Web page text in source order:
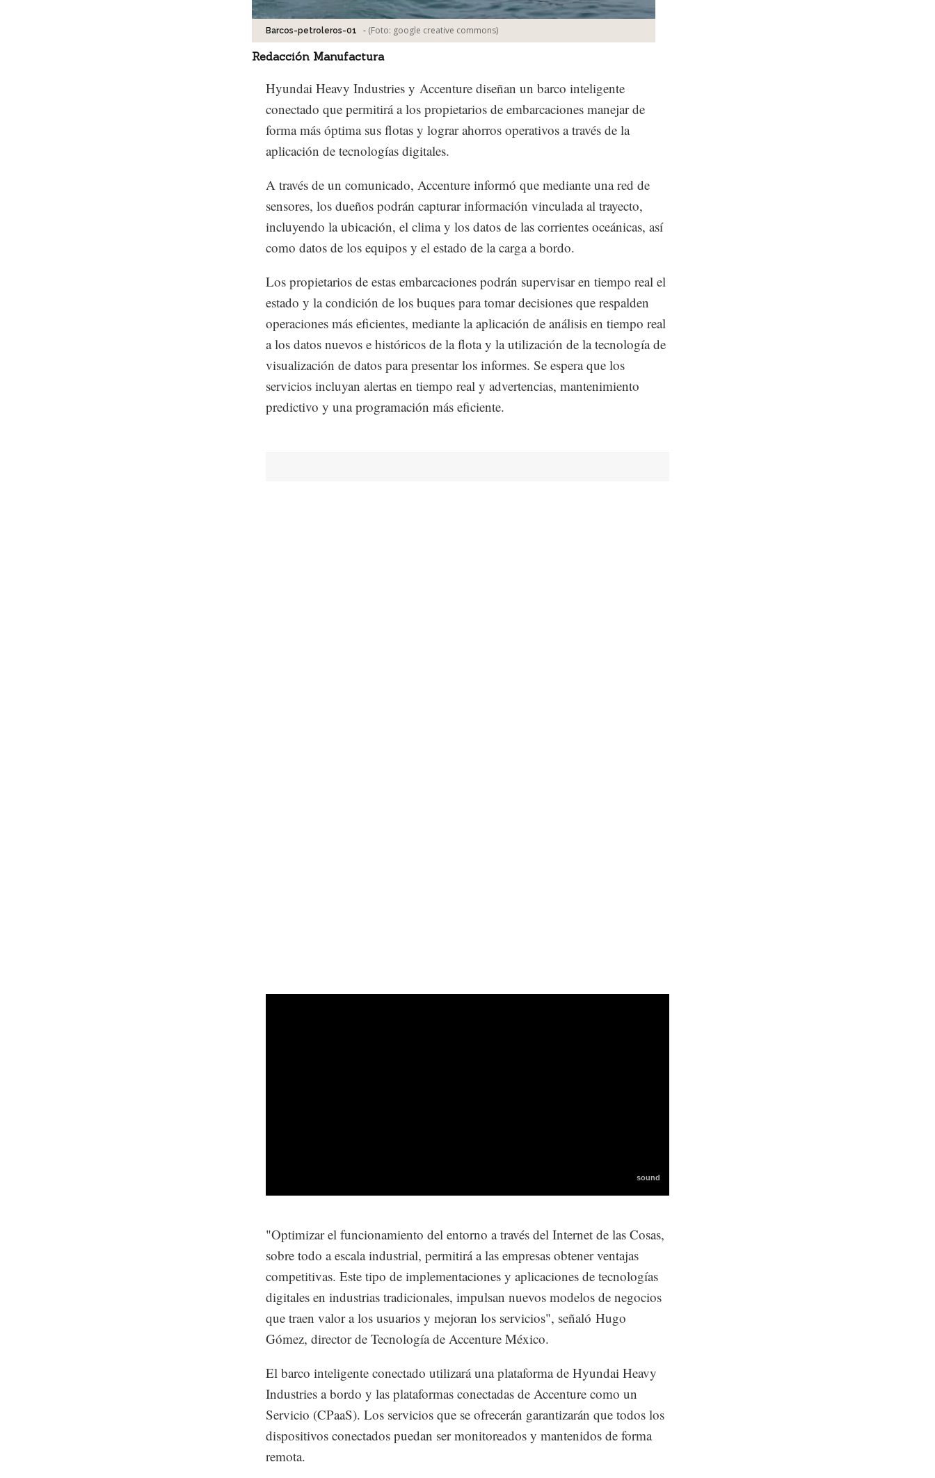
Barcos-petroleros-01 - (Foto: google creative commons)
Redacción Manufactura
Hyundai Heavy Industries y Accenture diseñan un barco inteligente
conectado que permitirá a los propietarios de embarcaciones manejar de
forma más óptima sus flotas y lograr ahorros operativos a través de la
aplicación de tecnologías digitales.
A través de un comunicado, Accenture informó que mediante una red de
sensores, los dueños podrán capturar información vinculada al trayecto,
incluyendo la ubicación, el clima y los datos de las corrientes oceánicas, así
como datos de los equipos y el estado de la carga a bordo.
Los propietarios de estas embarcaciones podrán supervisar en tiempo real el
estado y la condición de los buques para tomar decisiones que respalden
operaciones más eficientes, mediante la aplicación de análisis en tiempo real
a los datos nuevos e históricos de la flota y la utilización de la tecnología de
visualización de datos para presentar los informes. Se espera que los
servicios incluyan alertas en tiempo real y advertencias, mantenimiento
predictivo y una programación más eficiente.
"Optimizar el funcionamiento del entorno a través del Internet de las Cosas,
sobre todo a escala industrial, permitirá a las empresas obtener ventajas
competitivas. Este tipo de implementaciones y aplicaciones de tecnologías
digitales en industrias tradicionales, impulsan nuevos modelos de negocios
que traen valor a los usuarios y mejoran los servicios", señaló Hugo
Gómez, director de Tecnología de Accenture México.
El barco inteligente conectado utilizará una plataforma de Hyundai Heavy
Industries a bordo y las plataformas conectadas de Accenture como un
Servicio (CPaaS). Los servicios que se ofrecerán garantizarán que todos los
dispositivos conectados puedan ser monitoreados y mantenidos de forma
remota.